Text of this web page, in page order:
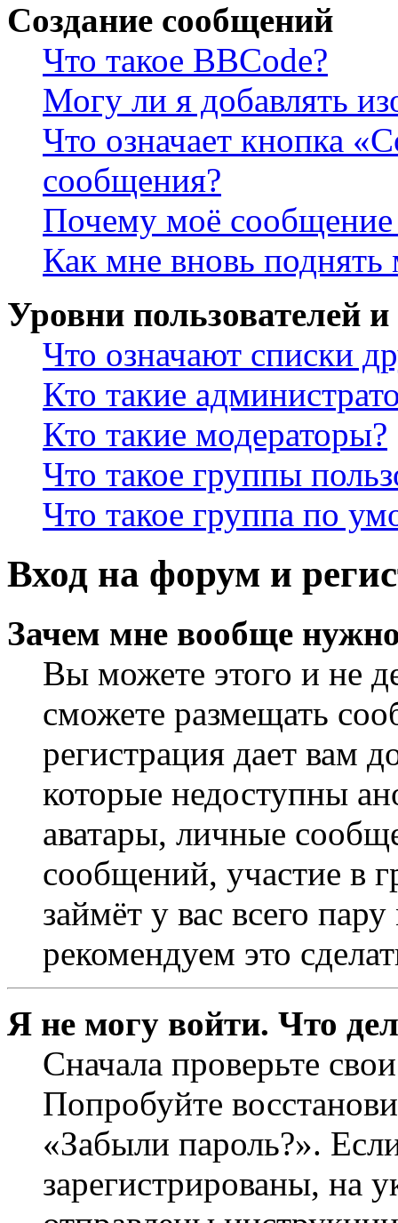
Создание сообщений
Что такое BBCode?
Могу ли я добавлять
Что означает кнопка
сообщения?
Почему моё сообщение
Как мне вновь
Уровни пользователей
Что означают списки
Кто такие
Кто такие модераторы?
Что такое группы
Что такое группа по
Вход на форум и
Зачем мне вообще
Вы можете этого и не
сможете размещать
регистрация дает вам
которые недоступны
аватары, личные
сообщений, участие в
займёт у вас всего
рекомендуем это
Я не могу войти. Что
Сначала проверьте
Попробуйте
«Забыли пароль?».
зарегистрированы, на